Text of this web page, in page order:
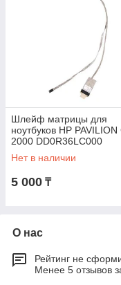
Шлейф матрицы для
ноутбуков HP PAVILION
2000 DD0R36LC000
Нет в наличии
5 000 ₸
О нас
Рейтинг не
Менее 5 отзывов